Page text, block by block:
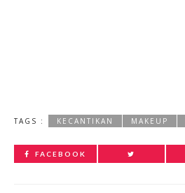
TAGS : KECANTIKAN MAKEUP
FACEBOOK